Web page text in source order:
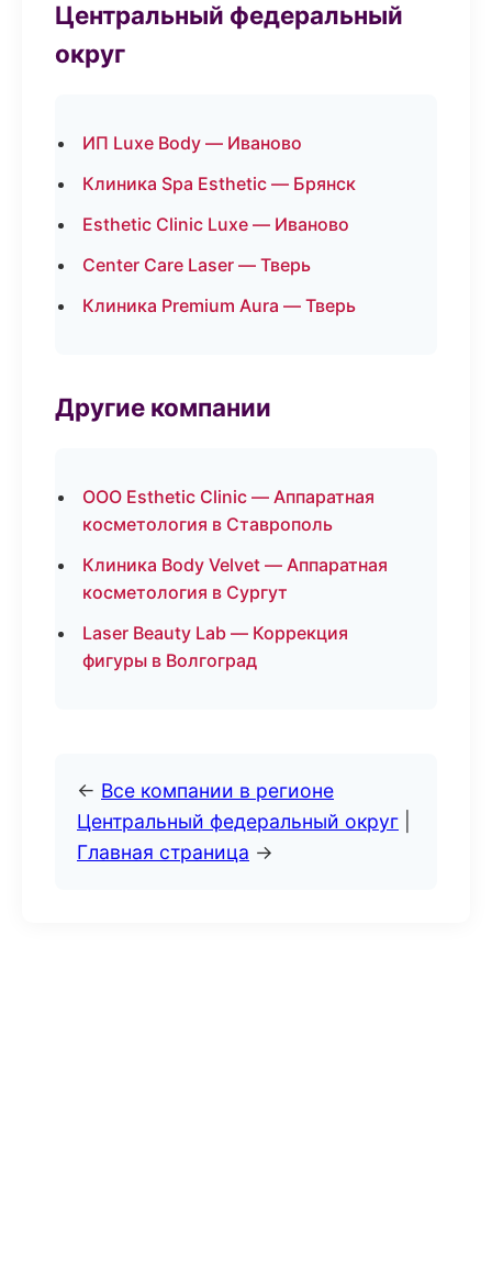
Центральный федеральный
округ
ИП Luxe Body — Иваново
Клиника Spa Esthetic — Брянск
Esthetic Clinic Luxe — Иваново
Center Care Laser — Тверь
Клиника Premium Aura — Тверь
Другие компании
ООО Esthetic Clinic — Аппаратная
косметология в Ставрополь
Клиника Body Velvet — Аппаратная
косметология в Сургут
Laser Beauty Lab — Коррекция
фигуры в Волгоград
← Все компании в регионе
Центральный федеральный округ
Главная страница →